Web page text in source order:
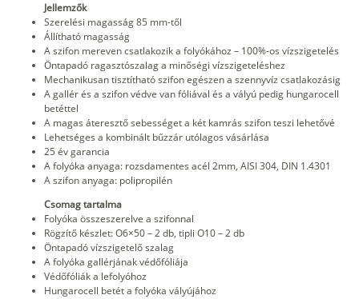
Jellemzők
Szerelési magasság 85 mm-től
Állítható magasság
A szifon mereven csatlakozik a folyókához – 100%-os vízszigetelés
Öntapadó ragasztószalag a minőségi vízszigeteléshez
Mechanikusan tisztítható szifon egészen a szennyvíz csatlakozásig
A gallér és a szifon védve van fóliával és a vályú pedig hungarocell
betéttel
A magas áteresztő sebességet a két kamrás szifon teszi lehetővé
Lehetséges a kombinált bűzzár utólagos vásárlása
25 év garancia
A folyóka anyaga: rozsdamentes acél 2mm, AISI 304, DIN 1.4301
A szifon anyaga: polipropilén
Csomag tartalma
Folyóka összeszerelve a szifonnal
Rögzítő készlet: O6×50 – 2 db, tipli O10 – 2 db
Öntapadó vízszigetelő szalag
A folyóka gallérjának védőfóliája
Védőfóliák a lefolyóhoz
Hungarocell betét a folyóka vályújához